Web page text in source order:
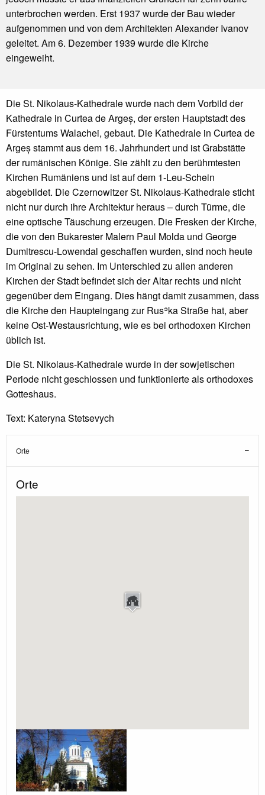
unterbrochen werden. Erst 1937 wurde der Bau wieder
aufgenommen und von dem Architekten Alexander Ivanov
geleitet. Am 6. Dezember 1939 wurde die Kirche
eingeweiht.
Die St. Nikolaus-Kathedrale wurde nach dem Vorbild der
Kathedrale in Curtea de Argeș, der ersten Hauptstadt des
Fürstentums Walachei, gebaut. Die Kathedrale in Curtea de
Argeș stammt aus dem 16. Jahrhundert und ist Grabstätte
der rumänischen Könige. Sie zählt zu den berühmtesten
Kirchen Rumäniens und ist auf dem 1-Leu-Schein
abgebildet. Die Czernowitzer St. Nikolaus-Kathedrale sticht
nicht nur durch ihre Architektur heraus – durch Türme, die
eine optische Täuschung erzeugen. Die Fresken der Kirche,
die von den Bukarester Malern Paul Molda und George
Dumitrescu-Lowendal geschaffen wurden, sind noch heute
im Original zu sehen. Im Unterschied zu allen anderen
Kirchen der Stadt befindet sich der Altar rechts und nicht
gegenüber dem Eingang. Dies hängt damit zusammen, dass
die Kirche den Haupteingang zur Rusʾka Straße hat, aber
keine Ost-Westausrichtung, wie es bei orthodoxen Kirchen
üblich ist.
Die St. Nikolaus-Kathedrale wurde in der sowjetischen
Periode nicht geschlossen und funktionierte als orthodoxes
Gotteshaus.
Text: Kateryna Stetsevych
Orte
Orte